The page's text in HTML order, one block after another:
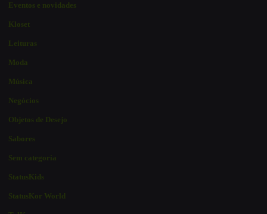
Eventos e novidades
Kloset
Leituras
Moda
Música
Negócios
Objetos de Desejo
Sabores
Sem categoria
StatusKids
StatusKor World